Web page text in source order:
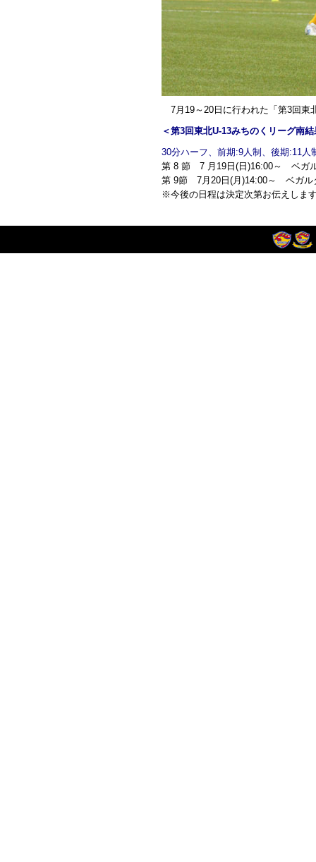
7月19～20日に行われた「第3回東
＜第3回東北U-13みちのくリーグ南
30分ハーフ、前期:9人制、後期:11人
第 8 節 7 月19日(日)16:00～ ベガ
第 9節 7月20日(月)14:00～ ベガル
※今後の日程は決定次第お伝えしま